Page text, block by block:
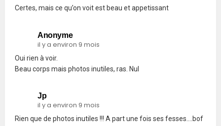
Certes, mais ce qu’on voit est beau et appetissant
Anonyme
il y a environ 9 mois
Oui rien à voir.
Beau corps mais photos inutiles, ras. Nul
Jp
il y a environ 9 mois
Rien que de photos inutiles !!! A part une fois ses fesses….bof